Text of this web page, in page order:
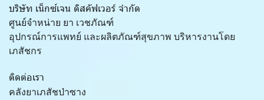
บริษัท เน็กซ์เจน ดิสคัฟเวอร์ จำกัด
ศูนย์จำหน่าย ยา เวชภัณฑ์
อุปกรณ์การแพทย์ และผลิตภัณฑ์สุขภาพ บริหารงานโดย
เภสัชกร
ติดต่อเรา
คลังยาเภสัชป่าซาง